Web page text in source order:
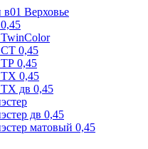
Верховье
СТ 0,45
0,45
ТХ 0,45
ТХ дв 0,45
дв 0,45
матовый 0,45